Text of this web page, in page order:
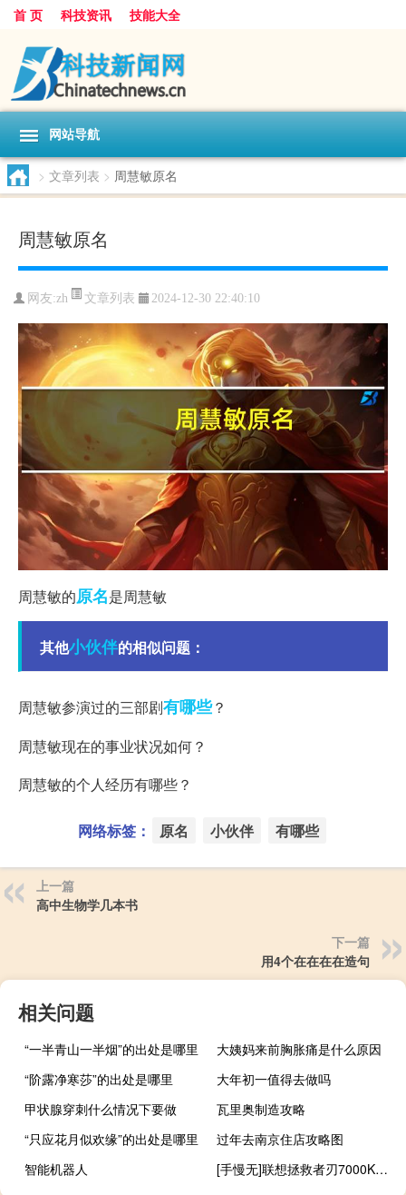
首 页 科技资讯 技能大全
网站导航
> 文章列表 > 周慧敏原名
周慧敏原名
网友:zh 文章列表 2024-12-30 22:40:10
周慧敏的原名是周慧敏
其他小伙伴的相似问题：
周慧敏参演过的三部剧有哪些？
周慧敏现在的事业状况如何？
周慧敏的个人经历有哪些？
网络标签： 原名 小伙伴 有哪些
上一篇
高中生物学几本书
下一篇
用4个在在在在造句
相关问题
“一半青山一半烟”的出处是哪里
大姨妈来前胸胀痛是什么原因
“阶露净寒莎”的出处是哪里
大年初一值得去做吗
甲状腺穿刺什么情况下要做
瓦里奥制造攻略
“只应花月似欢缘”的出处是哪里
过年去南京住店攻略图
智能机器人
[手慢无]联想拯救者刃7000K游戏台式机电脑主机仅售6989元 到底什么情况嘞